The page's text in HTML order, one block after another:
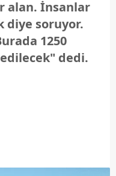
alan. İnsanlar
diye soruyor.
1250
dedi.